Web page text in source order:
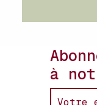
à